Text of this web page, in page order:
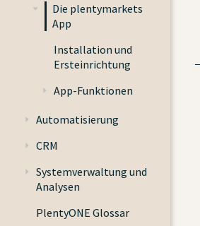
Die plentymarkets
App
Installation und
Ersteinrichtung
App-Funktionen
Automatisierung
CRM
Systemverwaltung und
Analysen
PlentyONE Glossar